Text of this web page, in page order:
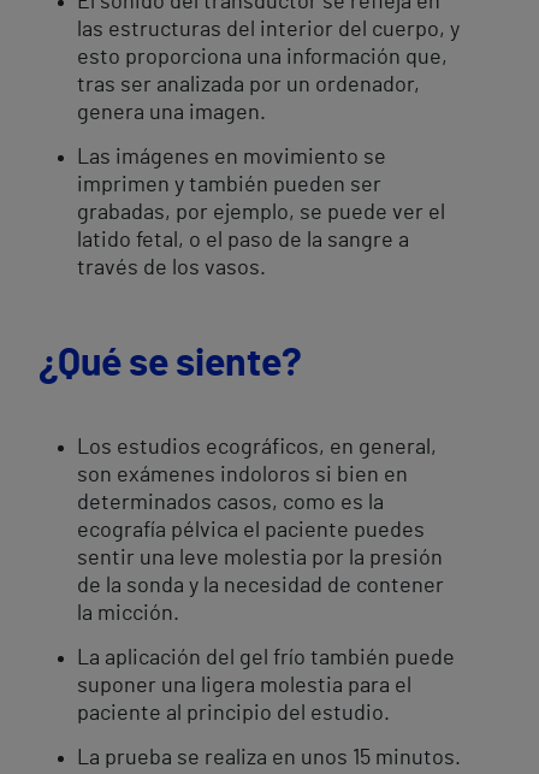
las estructuras del interior del cuerpo, y
esto proporciona una información que,
tras ser analizada por un ordenador,
genera una imagen.
Las imágenes en movimiento se
imprimen y también pueden ser
grabadas, por ejemplo, se puede ver el
latido fetal, o el paso de la sangre a
través de los vasos.
¿Qué se siente?
Los estudios ecográficos, en general,
son exámenes indoloros si bien en
determinados casos, como es la
ecografía pélvica el paciente puedes
sentir una leve molestia por la presión
de la sonda y la necesidad de contener
la micción.
La aplicación del gel frío también puede
suponer una ligera molestia para el
paciente al principio del estudio.
La prueba se realiza en unos 15 minutos.